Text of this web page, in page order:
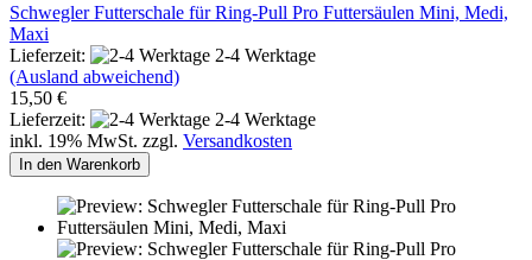
Schwegler Futterschale für Ring-Pull Pro Futtersäulen Mini, Medi,
Maxi
Lieferzeit:
2-4 Werktage
(Ausland abweichend)
15,50 €
Lieferzeit:
2-4 Werktage
inkl. 19% MwSt. zzgl. Versandkosten
In den Warenkorb